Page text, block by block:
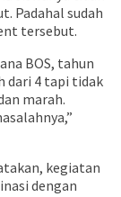
Padahal sudah
tersebut.
BOS, tahun
dari 4 tapi tidak
marah.
kegiatan
dengan